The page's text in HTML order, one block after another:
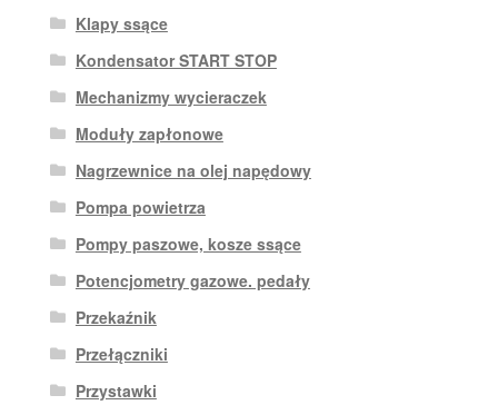
Klapy ssące
Kondensator START STOP
Mechanizmy wycieraczek
Moduły zapłonowe
Nagrzewnice na olej napędowy
Pompa powietrza
Pompy paszowe, kosze ssące
Potencjometry gazowe. pedały
Przekaźnik
Przełączniki
Przystawki